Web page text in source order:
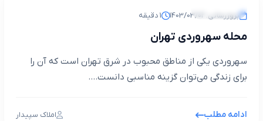
بروزرسانی: 1403/03/02 1 دقیقه
محله سهروردی تهران
سهروردی یکی از مناطق محبوب در شرق تهران است که آن را
برای زندگی می‌توان گزینه مناسبی دانست....
ادامه مطلب املاک سپیدار